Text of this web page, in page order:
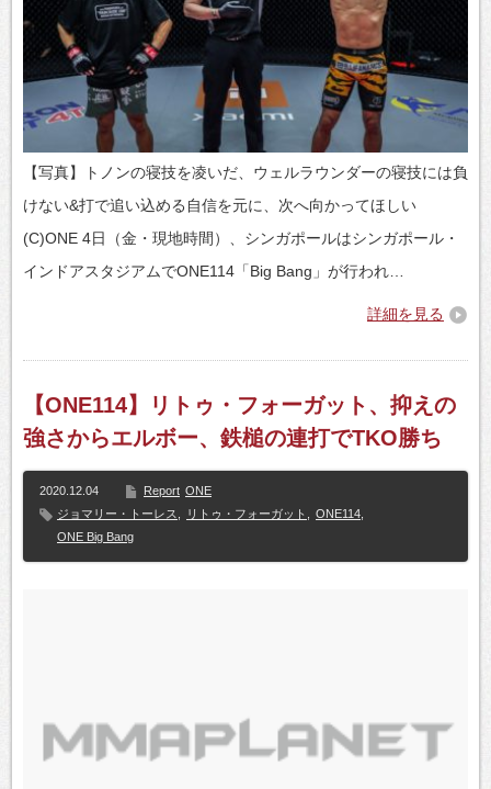
【写真】トノンの寝技を凌いだ、ウェルラウンダーの寝技には負
けない&打で追い込める自信を元に、次へ向かってほしい
(C)ONE 4日（金・現地時間）、シンガポールはシンガポール・
インドアスタジアムでONE114「Big Bang」が行われ…
詳細を見る
【ONE114】リトゥ・フォーガット、抑えの
強さからエルボー、鉄槌の連打でTKO勝ち
2020.12.04 Report ONE
ジョマリー・トーレス
リトゥ・フォーガット ONE114
ONE Big Bang